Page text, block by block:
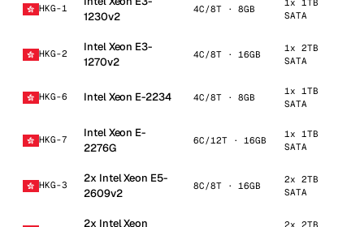
HKG-1
1230v2
4C/8T · 8GB
1x 1TB
SATA
HKG-2
Intel Xeon E3-
1270v2
4C/8T · 16GB
1x 2TB
SATA
HKG-6 Intel Xeon E-2234 4C/8T · 8GB
1x 1TB
SATA
HKG-7
Intel Xeon E-
2276G
6C/12T · 16GB
1x 1TB
SATA
HKG-3
2x Intel Xeon E5-
2609v2
8C/8T · 16GB
2x 2TB
SATA
2x Intel Xeon 2x 2TB